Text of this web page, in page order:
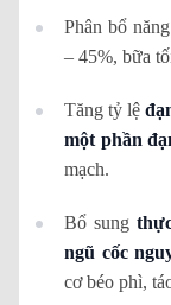
Phân bổ
– 45%, bữa
Tăng tỷ lệ
một phần
mạch.
Bổ sung
ngũ cốc
cơ béo phì,